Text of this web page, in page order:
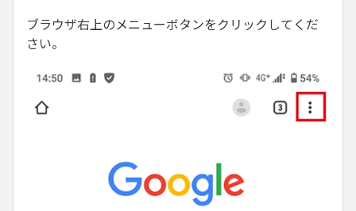
ブラウザ右上のメニューボタンをクリックしてくだ
さい。